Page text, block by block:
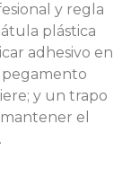
y regla
plástica
adhesivo en
pegamento
y un trapo
el